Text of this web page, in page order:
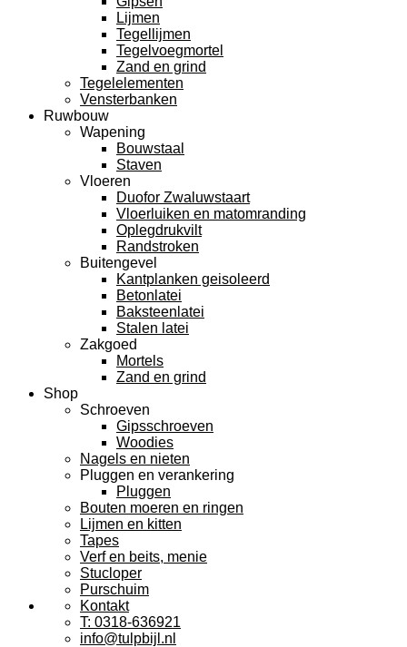
Lijmen
Tegellijmen
Tegelvoegmortel
Zand en grind
Tegelelementen
Vensterbanken
Ruwbouw
Wapening
Bouwstaal
Staven
Vloeren
Duofor Zwaluwstaart
Vloerluiken en matomranding
Oplegdrukvilt
Randstroken
Buitengevel
Kantplanken geisoleerd
Betonlatei
Baksteenlatei
Stalen latei
Zakgoed
Mortels
Zand en grind
Shop
Schroeven
Gipsschroeven
Woodies
Nagels en nieten
Pluggen en verankering
Pluggen
Bouten moeren en ringen
Lijmen en kitten
Tapes
Verf en beits, menie
Stucloper
Purschuim
Kontakt
T: 0318-636921
info@tulpbijl.nl